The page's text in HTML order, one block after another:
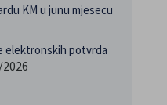
KM u junu mjesecu
elektronskih potvrda